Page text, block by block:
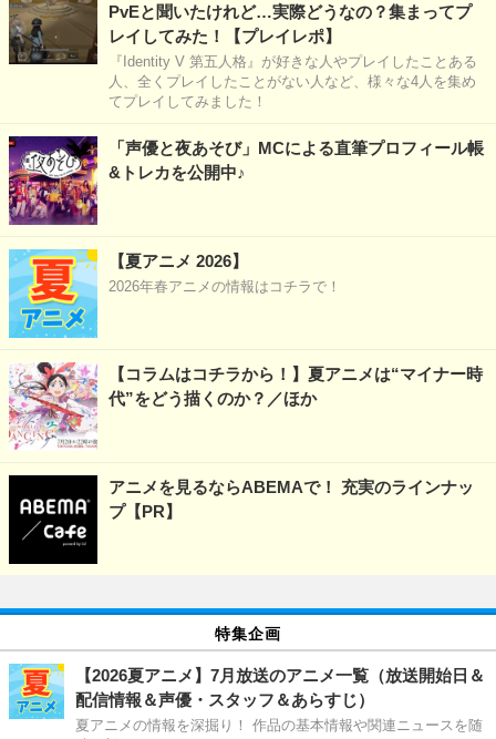
PvEと聞いたけれど…実際どうなの？集まってプ
レイしてみた！【プレイレポ】
『Identity V 第五人格』が好きな人やプレイしたことある
人、全くプレイしたことがない人など、様々な4人を集め
てプレイしてみました！
「声優と夜あそび」MCによる直筆プロフィール帳
&トレカを公開中♪
【夏アニメ 2026】
2026年春アニメの情報はコチラで！
【コラムはコチラから！】夏アニメは“マイナー時
代”をどう描くのか？／ほか
アニメを見るならABEMAで！ 充実のラインナッ
プ【PR】
特集企画
【2026夏アニメ】7月放送のアニメ一覧（放送開始日＆
配信情報＆声優・スタッフ＆あらすじ）
夏アニメの情報を深掘り！ 作品の基本情報や関連ニュースを随